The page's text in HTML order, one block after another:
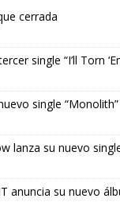
cerrada
single “I’ll Torn
single “Monolith”
lanza su nuevo
anuncia su nuevo